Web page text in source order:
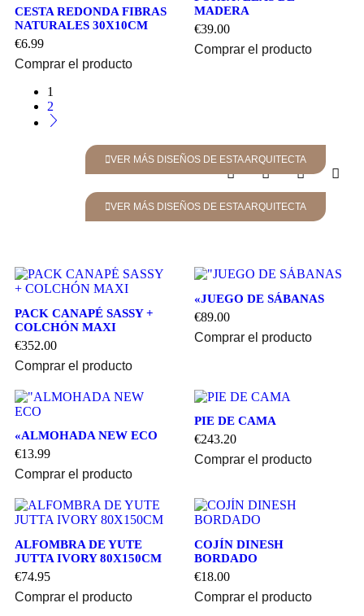
CESTA REDONDA FIBRAS
NATURALES 30X10CM
€6.99
Comprar el producto
MADERA
€39.00
Comprar el producto
1
2
VER MÁS DISEÑOS DE ESTA ARQUITECTA
VER MÁS DISEÑOS DE ESTA ARQUITECTA
PACK CANAPÉ SASSY +
COLCHÓN MAXI
€352.00
Comprar el producto
«JUEGO DE SÁBANAS
€89.00
Comprar el producto
«ALMOHADA NEW ECO
€13.99
Comprar el producto
PIE DE CAMA
€243.20
Comprar el producto
ALFOMBRA DE YUTE
JUTTA IVORY 80X150CM
€74.95
Comprar el producto
COJÍN DINESH
BORDADO
€18.00
Comprar el producto